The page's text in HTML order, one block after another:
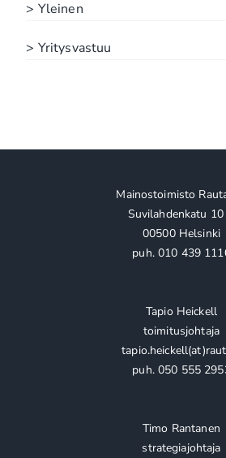
> Yleinen
> Yritysvastuu
Mainostoimisto
Suvilahdenkatu
00500 Helsinki
puh. 010 439
Tapio Heickell
toimitusjohtaja
puh. 050 555
Timo Rantanen
strategiajohtaja